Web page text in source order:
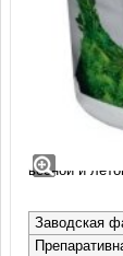
Лето
весной и
Заводская